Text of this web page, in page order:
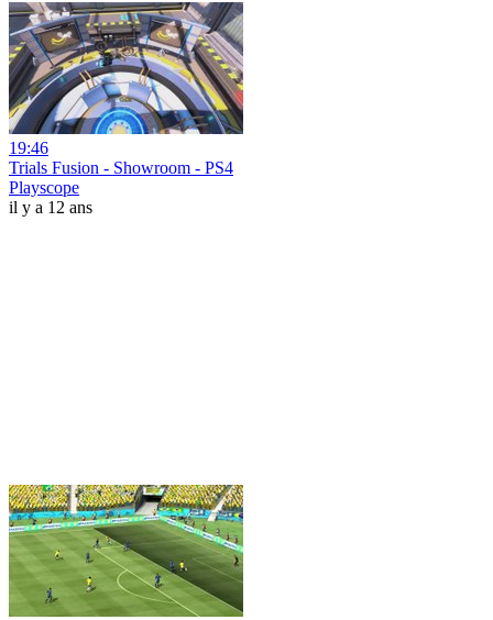
19:46
Trials Fusion - Showroom - PS4
Playscope
il y a 12 ans